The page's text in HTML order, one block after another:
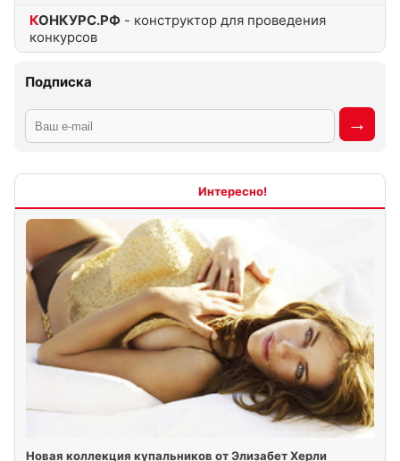
КОНКУРС.РФ - конструктор для проведения
конкурсов
Подписка
Новая коллекция купальников от Элизабет Херли